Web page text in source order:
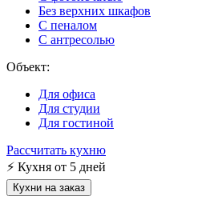
Без верхних шкафов
С пеналом
С антресолью
Объект:
Для офиса
Для студии
Для гостиной
Рассчитать кухню
⚡ Кухня от 5 дней
Кухни на заказ